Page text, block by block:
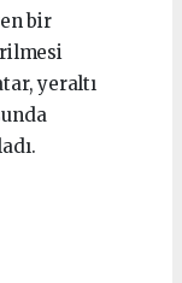
bir
yeraltı